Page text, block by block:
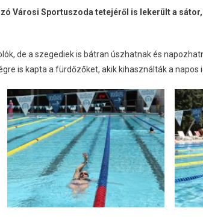
Városi Sportuszoda tetejéről is lekerült a
de a szegediek is bátran úszhatnak és
is kapta a fürdőzőket, akik kihasználták a napos